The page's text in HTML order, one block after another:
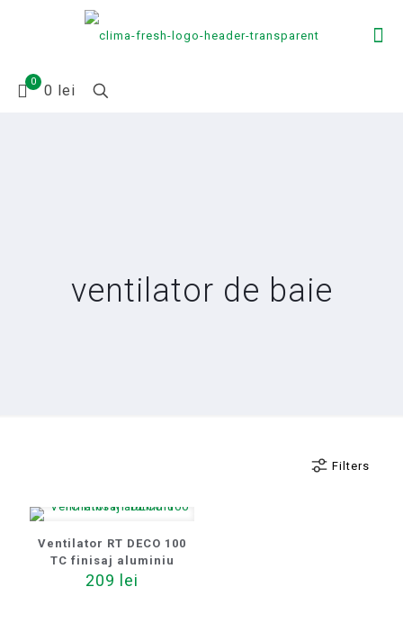
0
0 lei
ventilator de baie
Filters
Ventilator RT DECO 100
TC finisaj aluminiu
209 lei